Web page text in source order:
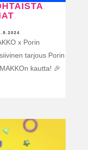
x Porin
tarjous Porin
kautta! 🎉